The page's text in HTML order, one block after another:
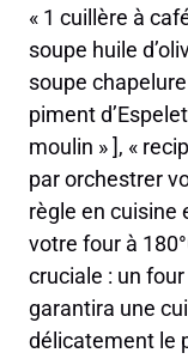
« 1 cuillère à
soupe huile
soupe
piment
moulin » ], «
par orchestrer
règle en cuisine
votre four à
cruciale : un
garantira une
délicatement le